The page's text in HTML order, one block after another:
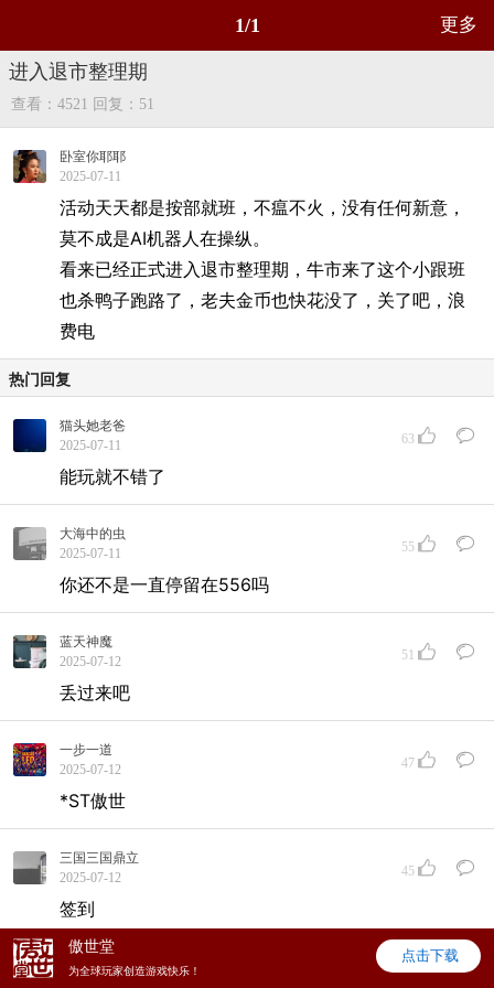
1/1 更多
进入退市整理期
查看：4521 回复：51
卧室你耶耶
2025-07-11
活动天天都是按部就班，不瘟不火，没有任何新意，
莫不成是AI机器人在操纵。
看来已经正式进入退市整理期，牛市来了这个小跟班
也杀鸭子跑路了，老夫金币也快花没了，关了吧，浪
费电
热门回复
猫头她老爸
63
2025-07-11
能玩就不错了
大海中的虫
55
2025-07-11
你还不是一直停留在556吗
蓝天神魔
51
2025-07-12
丢过来吧
一步一道
47
2025-07-12
*ST傲世
三国三国鼎立
45
2025-07-12
签到
美关公
傲世堂
为全球玩家创造游戏快乐！
点击下载